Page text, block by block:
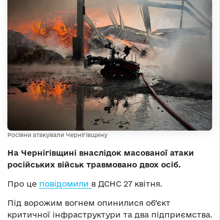
Росіяни атакували Чернігівщину
На Чернігівщині внаслідок масованої атаки
російських військ травмовано двох осіб.
Про це повідомили в ДСНС 27 квітня.
Під ворожим вогнем опинилися об’єкт
критичної інфраструктури та два підприємства.